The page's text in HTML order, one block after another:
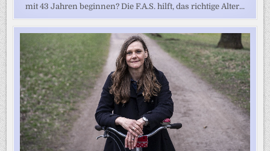
mit 43 Jahren beginnen? Die F.A.S. hilft, das richtige Alter...